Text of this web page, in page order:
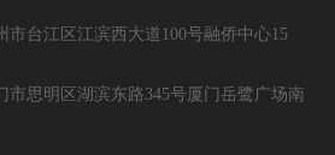
市台江区江滨西大道100号融侨中心15
市思明区湖滨东路345号厦门岳鹭广场南